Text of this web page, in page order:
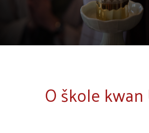
O škole